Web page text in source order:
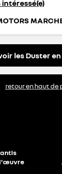
intéressé(e)
les Duster
retour en haut de